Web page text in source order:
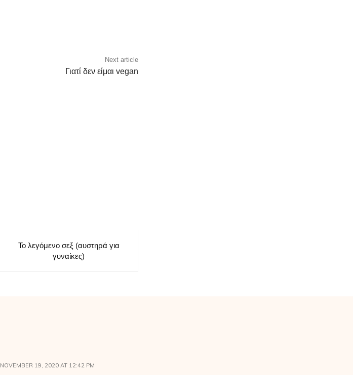
Next article
Γιατί δεν είμαι vegan
Το λεγόμενο σεξ (αυστηρά για
γυναίκες)
NOVEMBER 19, 2020 AT 12:42 PM